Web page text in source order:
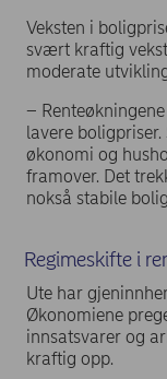
Veksten i
svært kraftig
moderate
–
lavere
økonomi og
framover. Det
nokså stabile
Regimeskifte i
Ute har
Økonomiene
innsatsvarer og
kraftig opp.